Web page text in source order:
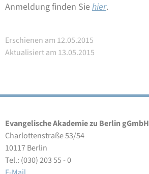
Anmeldung finden Siehier.
Erschienen am 12.05.2015
Aktualisiert am 13.05.2015
Evangelische Akademie zu Berlin gGmbH
Charlottenstraße 53/54
10117 Berlin
Tel.: (030) 203 55 - 0